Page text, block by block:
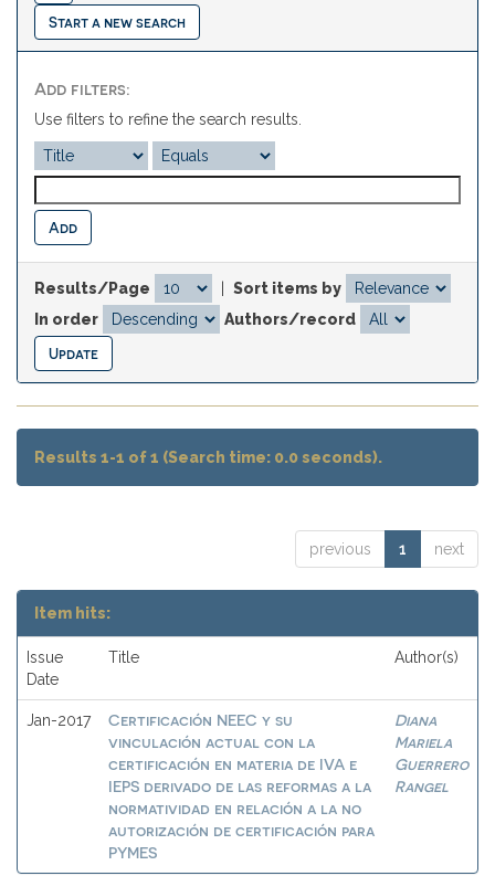
Start a new search
Add filters:
Use filters to refine the search results.
Results/Page
Sort items by
In order
Authors/record
Results 1-1 of 1 (Search time: 0.0 seconds).
previous 1 next
Item hits:
Issue
Date
Title Author(s)
Jan-2017
Certificación NEEC y su
vinculación actual con la
certificación en materia de IVA e
IEPS derivado de las reformas a la
normatividad en relación a la no
autorización de certificación para
PYMES
Diana
Mariela
Guerrero
Rangel